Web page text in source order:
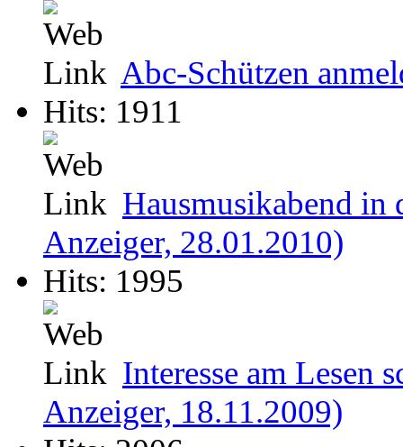
Abc-Schützen
Hits: 1911
Hausmusikabend in
Anzeiger, 28.01.2010)
Hits: 1995
Interesse am Lesen
Anzeiger, 18.11.2009)